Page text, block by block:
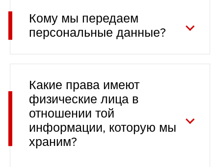
Кому мы передаем
персональные данные?
Какие права имеют
физические лица в
отношении той
информации, которую мы
храним?